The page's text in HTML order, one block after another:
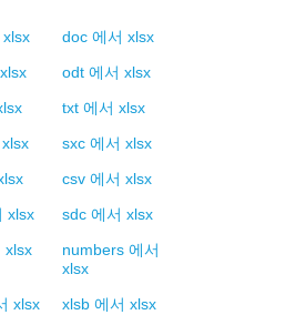
xlsx doc 에서 xlsx
xlsx odt 에서 xlsx
txt 에서 xlsx
xlsx sxc 에서 xlsx
csv 에서 xlsx
xlsx sdc 에서 xlsx
xlsx numbers 에서
xlsx
xlsx xlsb 에서 xlsx